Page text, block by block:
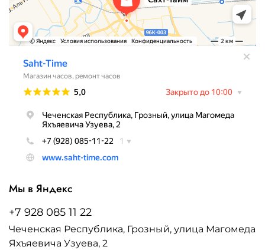
Мы в Яндекс
+7 928 085 11 22
Чеченская Республика, Грозный, улица Магомеда
Яхъяевича Узуева, 2